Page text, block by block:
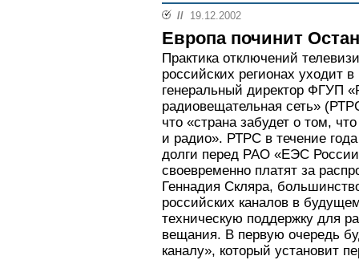
// 19.12.2002
Европа починит
Практика отключений
российских регионах уходит
генеральный директор ФГУП
радиовещательная сеть»
что «страна забудет о том,
и радио». РТРС в течение
долги перед РАО «ЕЭС
своевременно платят за
Геннадия Скляра,
российских каналов в
техническую поддержку для
вещания. В первую очередь
каналу», который установит